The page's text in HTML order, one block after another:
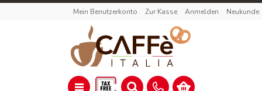
Mein Benutzerkonto Zur Kasse Anmelden Neukunde